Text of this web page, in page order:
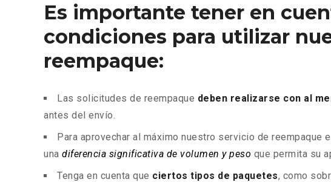
Es importante tener en
condiciones para utilizar
reempaque:
Las solicitudes de reempaque deben realizarse con al
antes del envío.
Para aprovechar al máximo nuestro servicio de reempaque
una diferencia significativa de volumen y peso que permita su
Tenga en cuenta que ciertos tipos de paquetes, como